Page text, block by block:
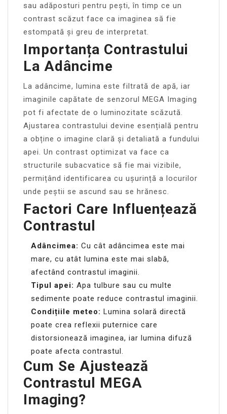
sau adăposturi pentru pești, în timp ce un
contrast scăzut face ca imaginea să fie
estompată și greu de interpretat.
Importanța Contrastului
La Adâncime
La adâncime, lumina este filtrată de apă, iar
imaginile capătate de senzorul MEGA Imaging
pot fi afectate de o luminozitate scăzută.
Ajustarea contrastului devine esențială pentru
a obține o imagine clară și detaliată a fundului
apei. Un contrast optimizat va face ca
structurile subacvatice să fie mai vizibile,
permițând identificarea cu ușurință a locurilor
unde peștii se ascund sau se hrănesc.
Factori Care Influențează
Contrastul
Adâncimea: Cu cât adâncimea este mai
mare, cu atât lumina este mai slabă,
afectând contrastul imaginii.
Tipul apei: Apa tulbure sau cu multe
sedimente poate reduce contrastul imaginii.
Condițiile meteo: Lumina solară directă
poate crea reflexii puternice care
distorsionează imaginea, iar lumina difuză
poate afecta contrastul.
Cum Se Ajustează
Contrastul MEGA
Imaging?